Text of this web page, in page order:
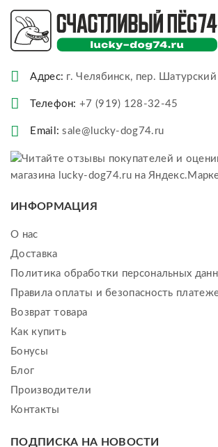
Адрес: г. Челябинск, пер.
Телефон: +7 (919) 128-32-45
Email: sale@lucky-dog74.ru
ИНФОРМАЦИЯ
О нас
Доставка
Политика обработки персональных
Правила оплаты и безопасность
Возврат товара
Как купить
Бонусы
Блог
Производители
Контакты
ПОДПИСКА НА НОВОСТИ